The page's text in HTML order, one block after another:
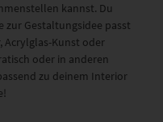
kannst. Du
zur Gestaltungsidee passt
Acrylglas-Kunst oder
oder in anderen
zu deinem Interior